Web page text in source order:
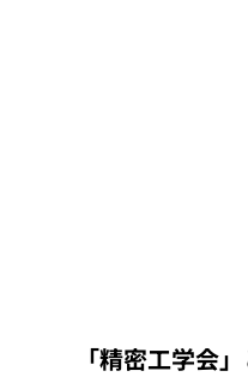
「精密工学会